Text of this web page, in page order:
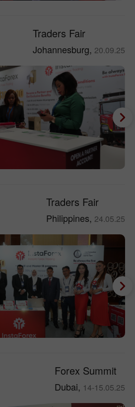
Traders Fair
Johannesburg, 20.09.25
Traders Fair
Philippines, 24.05.25
Forex Summit
Dubai, 14-15.05.25